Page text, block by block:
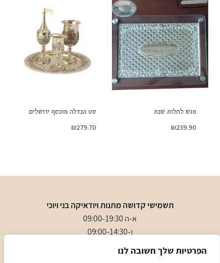
הפרטיות שלך חשובה לנו
מגש לחלות שבת
₪239.90
סט הבדלה מוכסף ירושלים
₪279.70
תשמישי קדושה מתנות ויודאיקה בני ויוכי
א-ה 09:00-19:30
ו-09:00-14:30
- 0509501282
: כיכר המייסדים 4 ראשון לציון (ליד הבית כנסת הגדול)